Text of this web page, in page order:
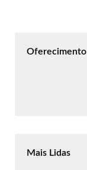
Oferecimento
Mais Lidas